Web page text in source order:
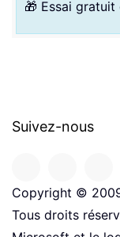
🎁 Essai
Suivez-nous
Copyright ©
Tous droits